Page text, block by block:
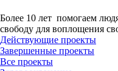
Более 10 лет помогаем
свободу для воплощения
Действующие проекты
Завершенные проекты